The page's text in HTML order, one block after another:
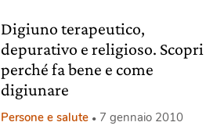
Digiuno terapeutico,
depurativo e religioso. Scopri
perché fa bene e come
digiunare
Persone e salute 7 gennaio 2010